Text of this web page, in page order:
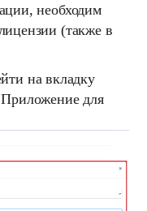
необходим
(также в
на вкладку
для